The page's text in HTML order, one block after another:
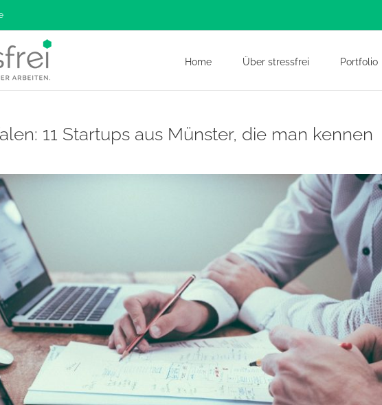
Home Über stressfrei Portfolio
11 Startups aus Münster, die man kennen